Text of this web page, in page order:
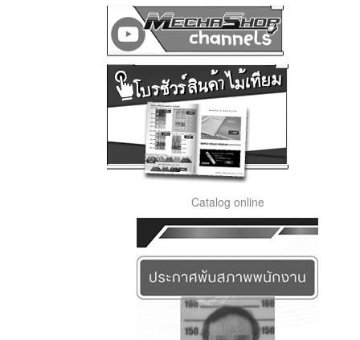
Catalog online